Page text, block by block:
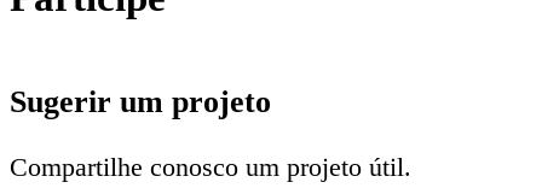
Sugerir um projeto
Compartilhe conosco um projeto útil.